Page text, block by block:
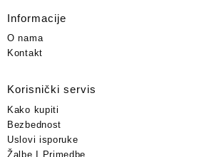
Informacije
O nama
Kontakt
Korisnički servis
Kako kupiti
Bezbednost
Uslovi isporuke
Žalbe I Primedbe